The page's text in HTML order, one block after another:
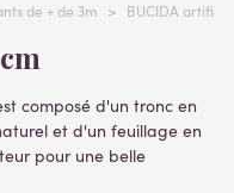
de + de 3m > BUCIDA
composé d'un tronc en
et d'un feuillage en
pour une belle
en fibre de verre (